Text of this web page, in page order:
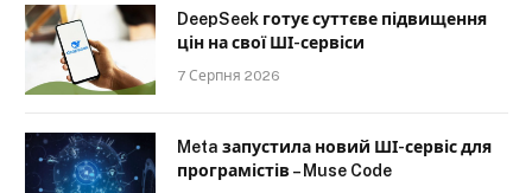
DeepSeek готує суттєве підвищення
цін на свої ШІ-сервіси
7 Серпня 2026
Meta запустила новий ШІ-сервіс для
програмістів – Muse Code